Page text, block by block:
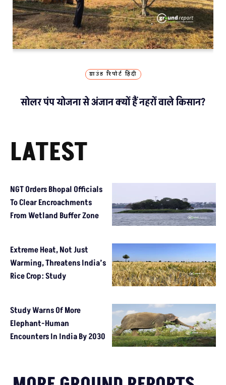
ग्राउंड रिपोर्ट हिंदी
सोलर पंप योजना से अंजान क्यों हैं नहरों वाले किसान?
LATEST
NGT Orders Bhopal Officials
To Clear Encroachments
From Wetland Buffer Zone
Extreme Heat, Not Just
Warming, Threatens India’s
Rice Crop: Study
Study Warns Of More
Elephant-Human
Encounters In India By 2030